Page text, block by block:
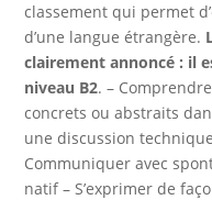
classement qui permet
d’une langue étrangère.
clairement annoncé : il
niveau B2. –
concrets ou abstraits
une discussion
Communiquer avec
natif – S’exprimer de